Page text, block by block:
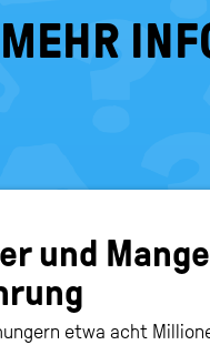
und
etwa acht